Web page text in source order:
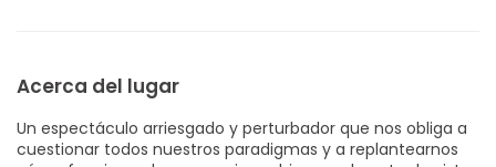
Acerca del lugar
Un espectáculo arriesgado y perturbador que nos obliga a
cuestionar todos nuestros paradigmas y a replantearnos